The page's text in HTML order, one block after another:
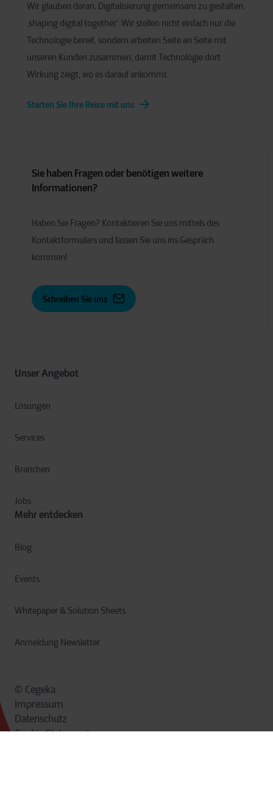
Wir glauben daran, Digitalisierung gemeinsam zu gestalten:
‚shaping digital together‘. Wir stellen nicht einfach nur die
Technologie bereit, sondern arbeiten Seite an Seite mit
unseren Kunden zusammen, damit Technologie dort
Wirkung zeigt, wo es darauf ankommt.
Starten Sie Ihre Reise mit uns
Unser Angebot
Lösungen
Services
Branchen
Jobs
Mehr entdecken
Blog
Events
Whitepaper & Solution Sheets
Anmeldung Newsletter
Sie haben Fragen oder benötigen weitere
Informationen?
Haben Sie Fragen? Kontaktieren Sie uns mittels des
Kontaktformulars und lassen Sie uns ins Gespräch
kommen!
Schreiben Sie uns
© Cegeka
Impressum
Datenschutz
Cookie Statement